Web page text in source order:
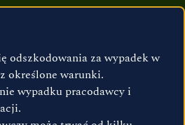
odszkodowania za wypadek w
określone warunki.
wypadku pracodawcy i